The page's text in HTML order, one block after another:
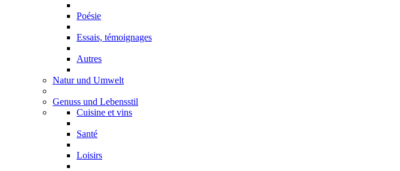
Poésie
Essais, témoignages
Autres
Natur und Umwelt
Genuss und Lebensstil
Cuisine et vins
Santé
Loisirs